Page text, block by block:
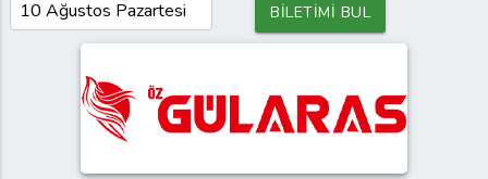
BİLETİMİ BUL